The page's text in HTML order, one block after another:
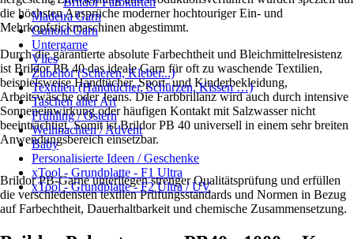
die höchsten Ansprüche moderner hochtouriger Ein- und
Mehrkopfstickmaschinen abgestimmt.
Durch die garantierte absolute Farbechtheit und Bleichmittelresistenz
ist Brildor PB 40 das ideale Garn für oft zu waschende Textilien,
beispielsweise Handtücher, Sport- und Kinderbekleidung,
Arbeitswäsche oder Jeans. Die Farbbrillanz wird auch durch intensive
Sonneneinwirkung oder häufigen Kontakt mit Salzwasser nicht
beeinträchtigt. Somit ist Brildor PB 40 universell in einem sehr breiten
Anwendungsbereich einsetzbar.
Brildor PB-Garne unterliegen strenger Qualitätsprüfung und erfüllen
die verschiedensten textilen Prüfungsstandards und Normen in Bezug
auf Farbechtheit, Dauerhaltbarkeit und chemische Zusammensetzung.
Madeira Garn
Gunold Garn
Untergarne
Vlies
Zubehör (Scheren, Kleber...)
Textilien (Handtücher, Schürzen, Kissen …)
Taschen aller Art
Frühling / Ostern
Weihnachten / Advent
Baby
Personalisierte Ideen / Geschenke
xTool - Grundplatte - F1 Ultra
xTool - Grundplatte - F2 Ultra / UV